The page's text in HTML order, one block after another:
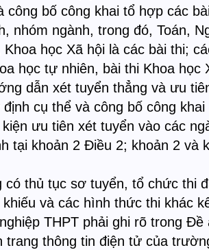
công bố công khai tổ hợp các
nhóm ngành, trong đó, Toán,
Khoa học Xã hội là các bài thi;
học tự nhiên, bài thi Khoa học
dẫn xét tuyển thẳng và ưu
cụ thể và công bố công
ưu tiên xét tuyển vào các
tại khoản 2 Điều 2; khoản 2 và
có thủ tục sơ tuyển, tổ chức thi
và các hình thức thi khác
THPT phải ghi rõ trong
trang thông tin điện tử của